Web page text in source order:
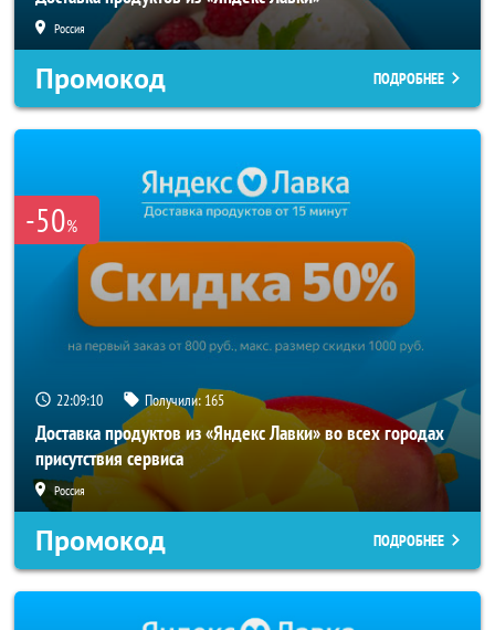
Россия
Промокод ПОДРОБНЕЕ
-50%
22:09:10 Получили: 165
Доставка продуктов из «Яндекс Лавки» во всех городах
присутствия сервиса
Россия
Промокод ПОДРОБНЕЕ